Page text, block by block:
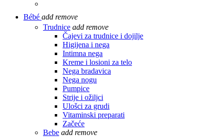
Bébé add remove
Trudnice add remove
Čajevi za trudnice i dojilje
Higijena i nega
Intimna nega
Kreme i losioni za telo
Nega bradavica
Nega nogu
Pumpice
Strije i ožiljci
Ulošci za grudi
Vitaminski preparati
Začeće
Bebe add remove